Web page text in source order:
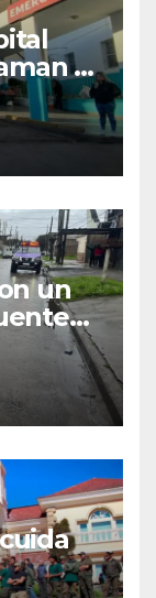
el
y
un